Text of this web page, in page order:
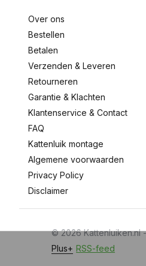
Over ons
Bestellen
Betalen
Verzenden & Leveren
Retourneren
Garantie & Klachten
Klantenservice & Contact
FAQ
Kattenluik montage
Algemene voorwaarden
Privacy Policy
Disclaimer
© 2026 Kattenluiken.nl
Plus+ RSS-feed